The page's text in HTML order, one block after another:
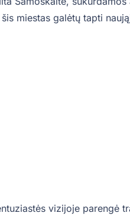
miestas galėtų tapti
vizijoje parengė